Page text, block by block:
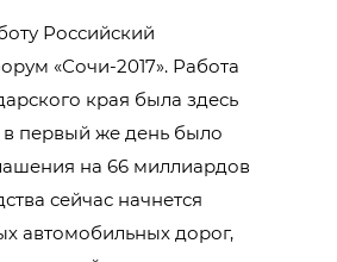
Российский
«Сочи-2017». Работа
края была здесь
в первый же день было
на 66 миллиардов
сейчас начнется
автомобильных дорог,